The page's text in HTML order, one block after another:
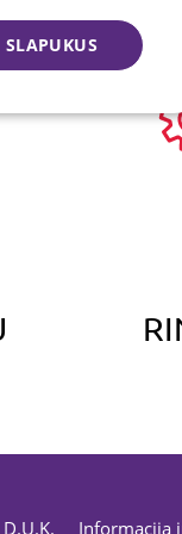
D.U.K. Informacija
juostą negalėsite
atskirti,
sutikimo